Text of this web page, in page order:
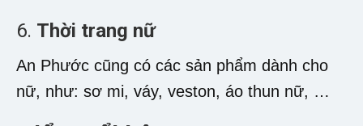
6. Thời trang nữ
An Phước cũng có các sản phẩm dành cho
nữ, như: sơ mi, váy, veston, áo thun nữ, …